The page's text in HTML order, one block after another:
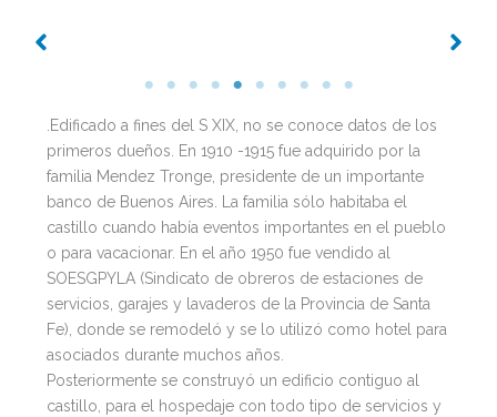
.Edificado a fines del S XIX, no se conoce datos de los
primeros dueños. En 1910 -1915 fue adquirido por la
familia Mendez Tronge, presidente de un importante
banco de Buenos Aires. La familia sólo habitaba el
castillo cuando había eventos importantes en el pueblo
o para vacacionar. En el año 1950 fue vendido al
SOESGPYLA (Sindicato de obreros de estaciones de
servicios, garajes y lavaderos de la Provincia de Santa
Fe), donde se remodeló y se lo utilizó como hotel para
asociados durante muchos años.
Posteriormente se construyó un edificio contiguo al
castillo, para el hospedaje con todo tipo de servicios y